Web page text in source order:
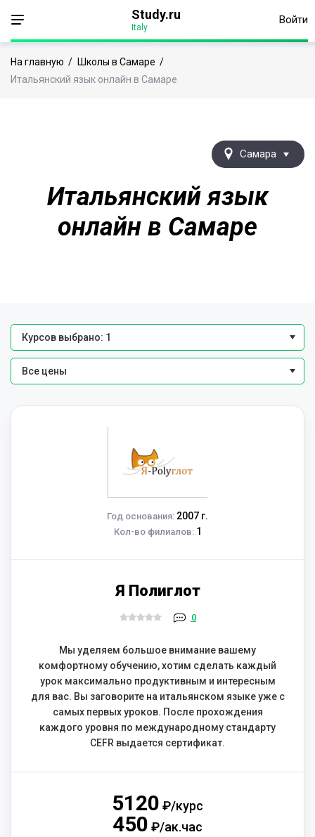
Study.ru
Italy
Войти
На главную / Школы в Самаре /
Итальянский язык онлайн в Самаре
Итальянский язык
онлайн в Самаре
Самара
Курсов выбрано: 1
Все цены
Год основания: 2007 г.
Кол-во филиалов:1
Я Полиглот
0
Мы уделяем большое внимание вашему
комфортному обучению, хотим сделать каждый
урок максимально продуктивным и интересным
для вас. Вы заговорите на итальянском языке уже с
самых первых уроков. После прохождения
каждого уровня по международному стандарту
CEFR выдается сертификат.
5120 ₽/курс
450 ₽/ак.час